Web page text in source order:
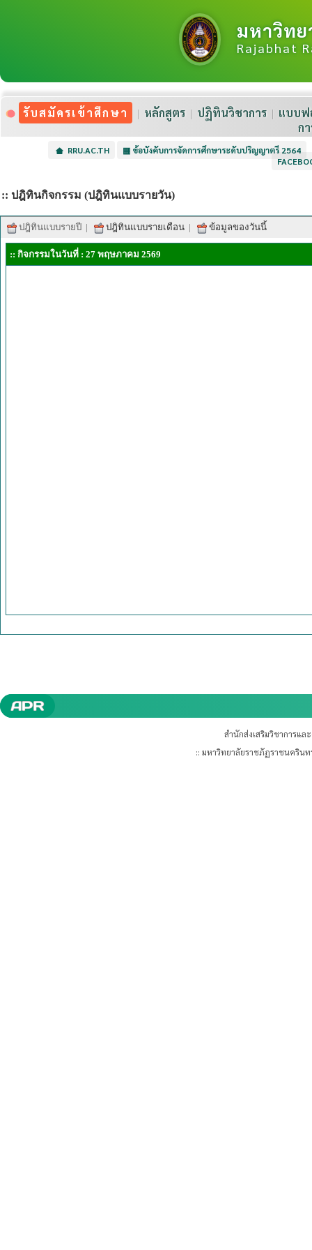
มหาวิท
Rajabhat
รับสมัครเข้าศึกษา หลักสูตร ปฏิทินวิชาการ
แบบฟ
ก
RRU.AC.TH ▦ ข้อบังคับการจัดการศึกษาระดับปริญญาตรี 2564
:: ปฎิทินกิจกรรม (ปฎิทินแบบรายวัน)
ปฎิทินแบบรายปี | ปฎิทินแบบรายเดือน | ข้อมูลของวันนี้
:: กิจกรรมในวันที่ : 27 พฤษภาคม 2569
สำนักส่งเสริมวิชาการแ
:: มหาวิทยาลัยราชภัฏราชนคริน